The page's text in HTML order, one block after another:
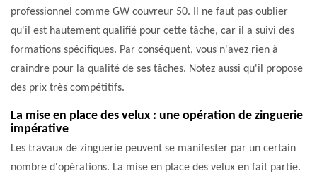
professionnel comme GW couvreur 50. Il ne faut pas oublier
qu'il est hautement qualifié pour cette tâche, car il a suivi des
formations spécifiques. Par conséquent, vous n'avez rien à
craindre pour la qualité de ses tâches. Notez aussi qu'il propose
des prix très compétitifs.
La mise en place des velux : une opération de zinguerie
impérative
Les travaux de zinguerie peuvent se manifester par un certain
nombre d'opérations. La mise en place des velux en fait partie.